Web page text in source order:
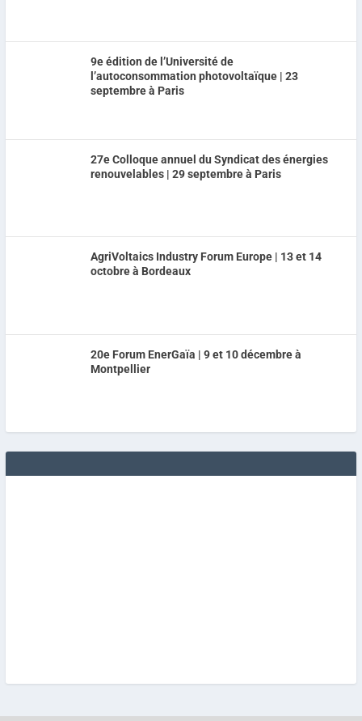
9e édition de l’Université de
l’autoconsommation photovoltaïque | 23
septembre à Paris
27e Colloque annuel du Syndicat des énergies
renouvelables | 29 septembre à Paris
AgriVoltaics Industry Forum Europe | 13 et 14
octobre à Bordeaux
20e Forum EnerGaïa | 9 et 10 décembre à
Montpellier